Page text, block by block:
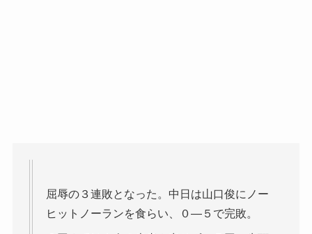
屈辱の３連敗となった。中日は山口俊にノー
ヒットノーランを食らい、０―５で完敗。